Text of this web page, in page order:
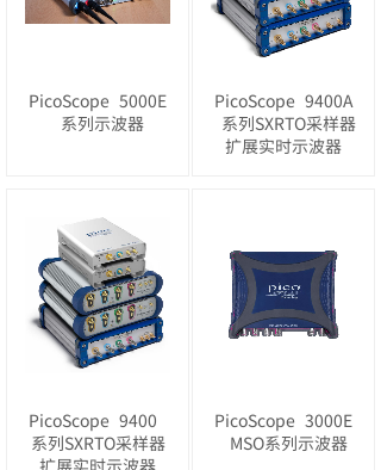
PicoScope 5000E
系列示波器
PicoScope 9400A
系列SXRTO采样器
扩展实时示波器
PicoScope 9400
系列SXRTO采样器
扩展实时示波器
PicoScope 3000E
MSO系列示波器